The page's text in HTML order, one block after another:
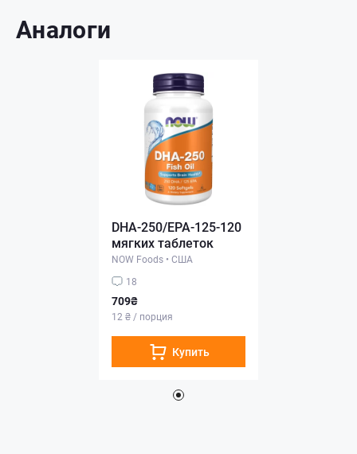
Аналоги
DHA-250/EPA-125-120
мягких таблеток
NOW Foods • США
18
709₴
12 ₴ / порция
Купить